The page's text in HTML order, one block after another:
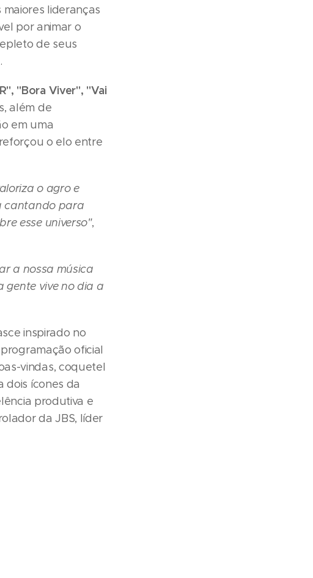
lideranças
por animar o
de seus
"Bora Viver", "Vai
além de
em uma
o elo entre
o agro e
cantando para
esse universo",
a nossa música
gente vive no dia a
inspirado no
oficial
vindas, coquetel
dois ícones da
produtiva e
da JBS, líder